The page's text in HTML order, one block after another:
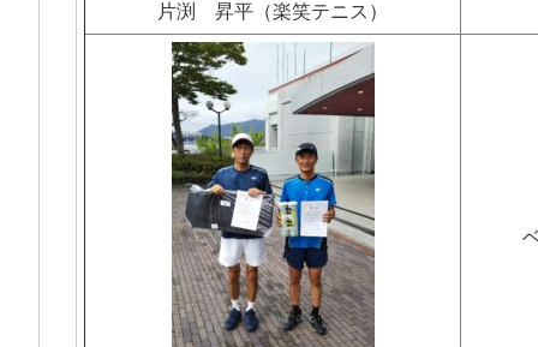
片渕 昇平（楽笑テニス）